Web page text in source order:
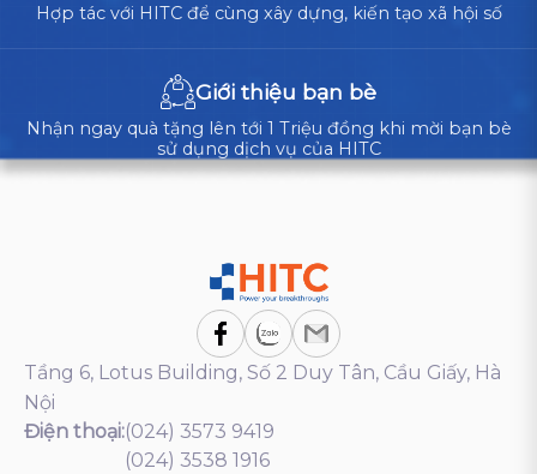
Hợp tác với HITC để cùng xây dựng, kiến tạo xã hội số
Giới thiệu bạn bè
Nhận ngay quà tặng lên tới 1 Triệu đồng khi mời bạn bè
sử dụng dịch vụ của HITC
Tầng 6, Lotus Building, Số 2 Duy Tân, Cầu Giấy, Hà
Nội
Điện thoại:(024) 3573 9419
(024) 3538 1916